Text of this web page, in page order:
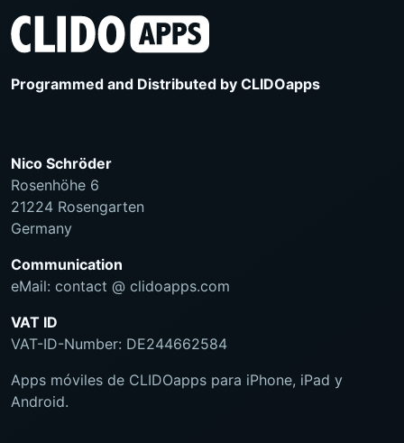
Programmed and Distributed by CLIDOapps
Nico Schröder
Rosenhöhe 6
21224 Rosengarten
Germany
Communication
eMail: contact @ clidoapps.com
VAT ID
VAT-ID-Number: DE244662584
Apps móviles de CLIDOapps para iPhone, iPad y
Android.